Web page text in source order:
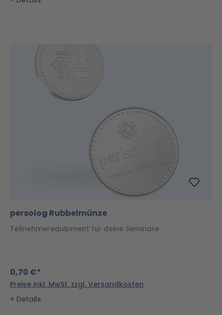
persolog Rubbelmünze
Teilnehmerequipment für deine Seminare
0,70 €*
Preise inkl. MwSt. zzgl. Versandkosten
Details